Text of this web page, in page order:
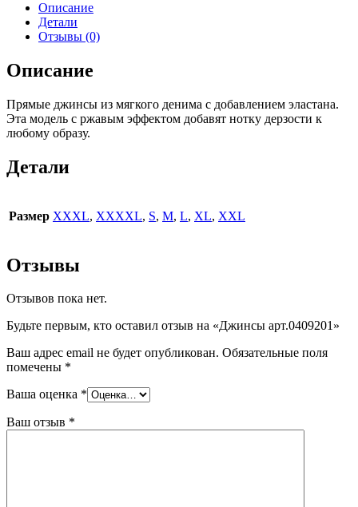
Описание
Детали
Отзывы (0)
Описание
Прямые джинсы из мягкого денима с добавлением эластана.
Эта модель с ржавым эффектом добавят нотку дерзости к
любому образу.
Детали
Размер XXXL, XXXXL, S, M, L, XL, XXL
Отзывы
Отзывов пока нет.
Будьте первым, кто оставил отзыв на «Джинсы арт.0409201»
Ваш адрес email не будет опубликован. Обязательные поля
помечены *
Ваша оценка *
Ваш отзыв *